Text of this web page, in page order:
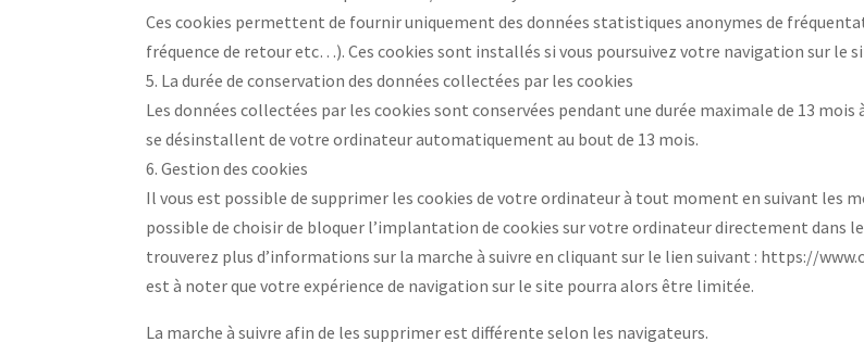
Ces cookies permettent de fournir uniquement des données statistiques anonymes de
fréquence de retour etc…). Ces cookies sont installés si vous poursuivez votre navigation sur le
5. La durée de conservation des données collectées par les cookies
Les données collectées par les cookies sont conservées pendant une durée maximale de 13
se désinstallent de votre ordinateur automatiquement au bout de 13 mois.
6. Gestion des cookies
Il vous est possible de supprimer les cookies de votre ordinateur à tout moment en suivant les
possible de choisir de bloquer l’implantation de cookies sur votre ordinateur directement dans
trouverez plus d’informations sur la marche à suivre en cliquant sur le lien suivant : https://
est à noter que votre expérience de navigation sur le site pourra alors être limitée.
La marche à suivre afin de les supprimer est différente selon les navigateurs.